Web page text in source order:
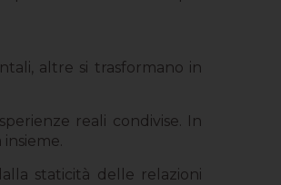
altre si trasformano in
reali condivise. In
staticità delle relazioni